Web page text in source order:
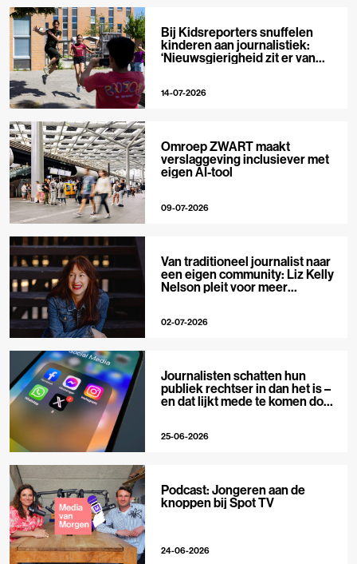
Bij Kidsreporters snuffelen
kinderen aan journalistiek:
‘Nieuwsgierigheid zit er van
14-07-2026
Omroep ZWART maakt
verslaggeving inclusiever met
eigen AI-tool
09-07-2026
Van traditioneel journalist naar
een eigen community: Liz Kelly
Nelson pleit voor meer
02-07-2026
Journalisten schatten hun
publiek rechtser in dan het is –
en dat lijkt mede te komen door
25-06-2026
Podcast: Jongeren aan de
knoppen bij Spot TV
24-06-2026